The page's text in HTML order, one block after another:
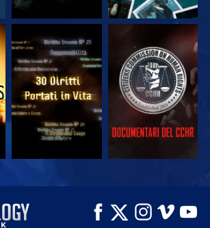
GUARDA GUARDA
ESPLORA LE
SERIE